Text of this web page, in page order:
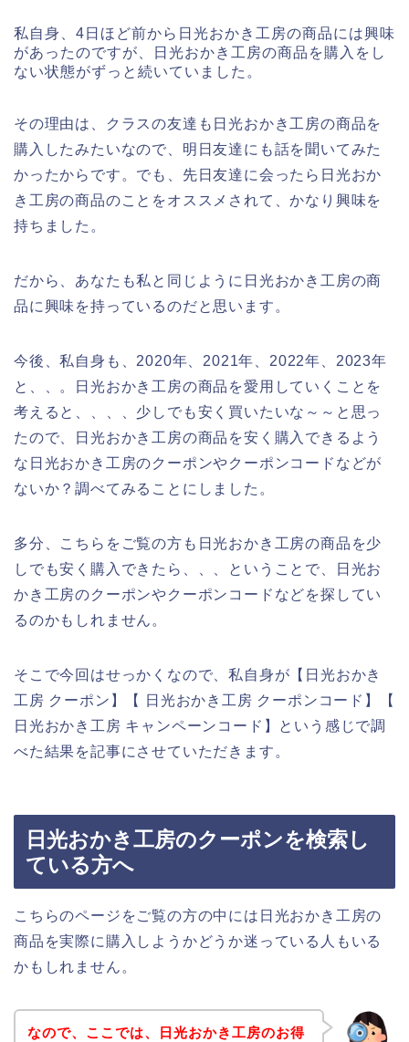
私自身、4日ほど前から日光おかき工房の商品には興味
があったのですが、日光おかき工房の商品を購入をし
ない状態がずっと続いていました。
その理由は、クラスの友達も日光おかき工房の商品を
購入したみたいなので、明日友達にも話を聞いてみた
かったからです。でも、先日友達に会ったら日光おか
き工房の商品のことをオススメされて、かなり興味を
持ちました。
だから、あなたも私と同じように日光おかき工房の商
品に興味を持っているのだと思います。
今後、私自身も、2020年、2021年、2022年、2023年
と、、。日光おかき工房の商品を愛用していくことを
考えると、、、、少しでも安く買いたいな～～と思っ
たので、日光おかき工房の商品を安く購入できるよう
な日光おかき工房のクーポンやクーポンコードなどが
ないか？調べてみることにしました。
多分、こちらをご覧の方も日光おかき工房の商品を少
しでも安く購入できたら、、、ということで、日光お
かき工房のクーポンやクーポンコードなどを探してい
るのかもしれません。
そこで今回はせっかくなので、私自身が【日光おかき
工房 クーポン】【 日光おかき工房 クーポンコード】【
日光おかき工房 キャンペーンコード】という感じで調
べた結果を記事にさせていただきます。
日光おかき工房のクーポンを検索し
ている方へ
こちらのページをご覧の方の中には日光おかき工房の
商品を実際に購入しようかどうか迷っている人もいる
かもしれません。
なので、ここでは、日光おかき工房のお得